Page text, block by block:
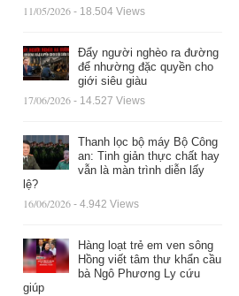
11/05/2026 - 18.504 Views
Đẩy người nghèo ra đường
để nhường đặc quyền cho
giới siêu giàu
17/06/2026 - 14.527 Views
Thanh lọc bộ máy Bộ Công
an: Tinh giản thực chất hay
vẫn là màn trình diễn lấy
lệ?
16/06/2026 - 4.942 Views
Hàng loạt trẻ em ven sông
Hồng viết tâm thư khẩn cầu
bà Ngô Phương Ly cứu
giúp